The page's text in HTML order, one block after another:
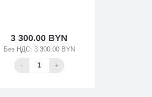
3 300.00 BYN
Без НДС: 3 300.00 BYN
- +
В корзину